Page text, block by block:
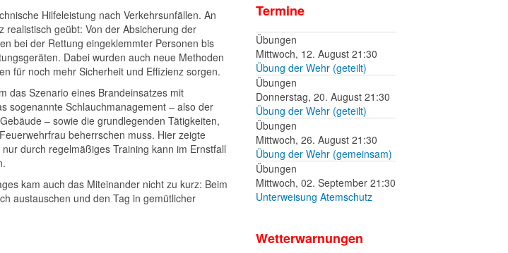
Hilfeleistung nach Verkehrsunfällen. An
realistisch geübt: Von der Absicherung der
bei der Rettung eingeklemmter Personen bis
Dabei wurden auch neue Methoden
für noch mehr Sicherheit und Effizienz sorgen.
das Szenario eines Brandeinsatzes mit
sogenannte Schlauchmanagement – also der
– sowie die grundlegenden Tätigkeiten,
beherrschen muss. Hier zeigte
durch regelmäßiges Training kann im Ernstfall
kam auch das Miteinander nicht zu kurz: Beim
austauschen und den Tag in gemütlicher
Termine
Übungen
Mittwoch, 12. August 21:30
Übung der Wehr (geteilt)
Übungen
Donnerstag, 20. August 21:30
Übung der Wehr (geteilt)
Übungen
Mittwoch, 26. August 21:30
Übung der Wehr (gemeinsam)
Übungen
Mittwoch, 02. September 21:30
Unterweisung Atemschutz
Wetterwarnungen